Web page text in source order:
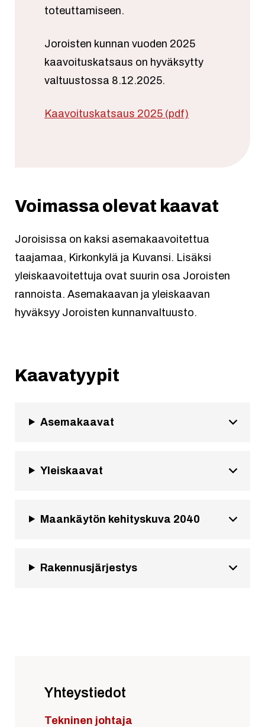
toteuttamiseen.
Joroisten kunnan vuoden 2025
kaavoituskatsaus on hyväksytty
valtuustossa 8.12.2025.
Kaavoituskatsaus 2025 (pdf)
Voimassa olevat kaavat
Joroisissa on kaksi asemakaavoitettua
taajamaa, Kirkonkylä ja Kuvansi. Lisäksi
yleiskaavoitettuja ovat suurin osa Joroisten
rannoista. Asemakaavan ja yleiskaavan
hyväksyy Joroisten kunnanvaltuusto.
Kaavatyypit
Asemakaavat
Yleiskaavat
Maankäytön kehityskuva 2040
Rakennusjärjestys
Yhteystiedot
Tekninen johtaja